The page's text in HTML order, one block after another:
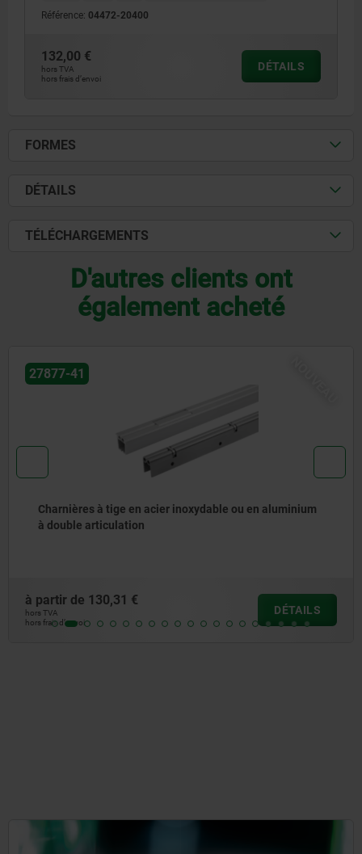
Référence: 04472-20400
132,00 €
hors TVA
hors frais d’envoi
DÉTAILS
FORMES
DÉTAILS
TÉLÉCHARGEMENTS
D'autres clients ont
également acheté
27877-41
Charnières à tige en acier inoxydable ou en aluminium
à double articulation
à partir de 130,31 €
hors TVA
hors frais d’envoi
DÉTAILS